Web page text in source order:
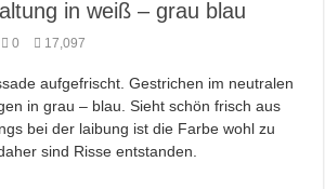
in weiß – grau blau
0 17,097
aufgefrischt. Gestrichen im neutralen
in grau – blau. Sieht schön frisch aus
bei der laibung ist die Farbe wohl zu
sind Risse entstanden.